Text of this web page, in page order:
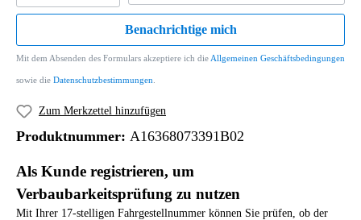
Benachrichtige mich
Mit dem Absenden des Formulars akzeptiere ich die Allgemeinen Geschäftsbedingungen
sowie die Datenschutzbestimmungen
Zum Merkzettel hinzufügen
Produktnummer: A16368073391B02
Als Kunde registrieren, um
Verbaubarkeitsprüfung zu nutzen
Mit Ihrer 17-stelligen Fahrgestellnummer können Sie prüfen, ob der